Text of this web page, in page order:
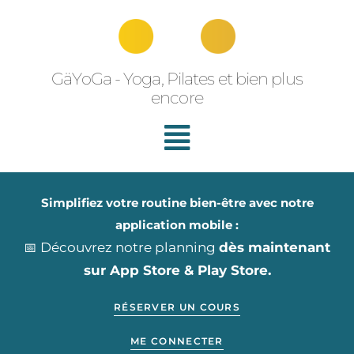
GäYoGa - Yoga, Pilates et bien plus
encore
Simplifiez votre routine bien-être avec notre
application mobile :
📅 Découvrez notre planning dès maintenant
sur App Store & Play Store.
RÉSERVER UN COURS
ME CONNECTER